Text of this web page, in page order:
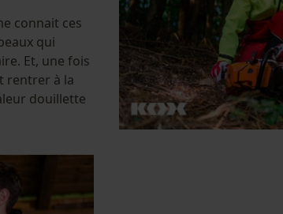
connait ces
qui
Et, une fois
rentrer à la
douillette